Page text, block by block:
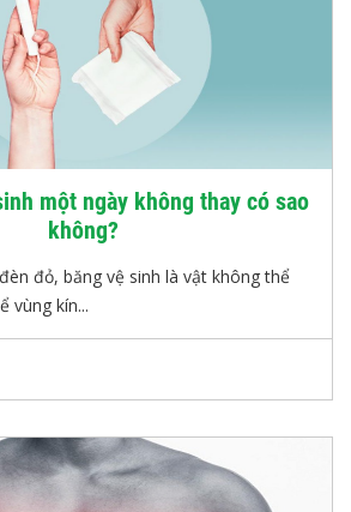
một ngày không thay có sao
không?
đỏ, băng vệ sinh là vật không thể
vùng kín...